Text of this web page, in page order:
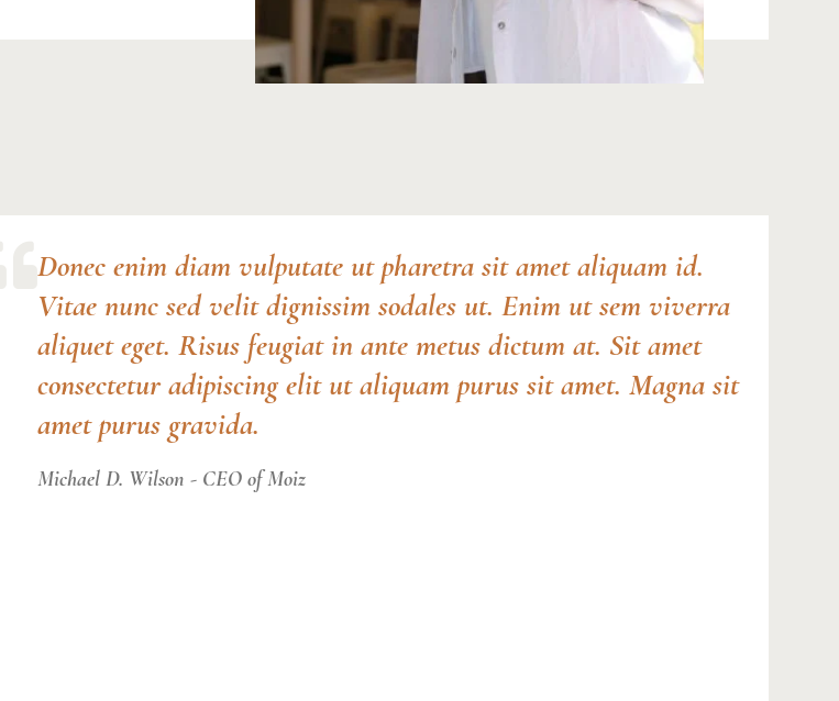
Donec enim diam vulputate ut pharetra sit amet aliquam id.
Vitae nunc sed velit dignissim sodales ut. Enim ut sem viverra
aliquet eget. Risus feugiat in ante metus dictum at. Sit amet
consectetur adipiscing elit ut aliquam purus sit amet. Magna sit
amet purus gravida.
Michael D. Wilson - CEO of Moiz